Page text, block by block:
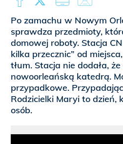
Po zamachu w Nowym
sprawdza przedmioty,
domowej roboty. Stacja
kilka przecznic” od
tłum. Stacja nie dodała,
nowoorleańską katedrą.
przypadkowe.
Rodzicielki Maryi to dzień,
osób.